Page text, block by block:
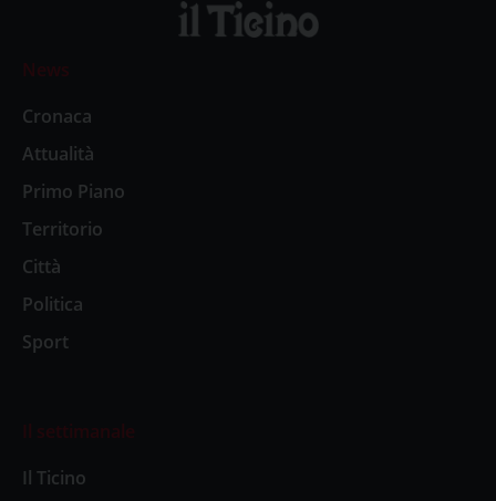
News
Cronaca
Attualità
Primo Piano
Territorio
Città
Politica
Sport
Il settimanale
Il Ticino